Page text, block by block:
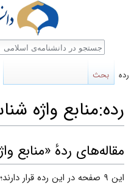
رده:منابع واژه
پرش
به
ناوبری
پرش
به
جستجو
مقاله‌های ردهٔ «منابع
رده بحث
جستجو